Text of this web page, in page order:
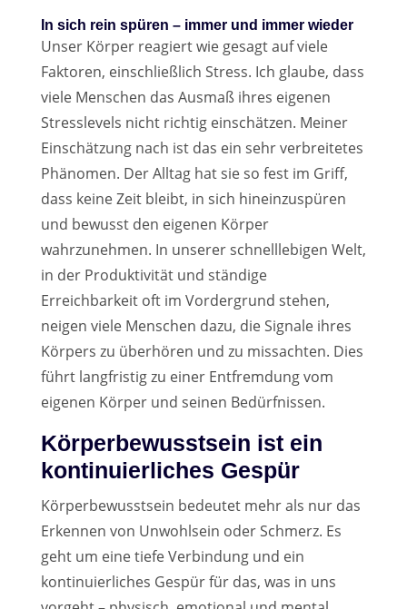
In sich rein spüren – immer und immer wieder
Unser Körper reagiert wie gesagt auf viele
Faktoren, einschließlich Stress. Ich glaube, dass
viele Menschen das Ausmaß ihres eigenen
Stresslevels nicht richtig einschätzen. Meiner
Einschätzung nach ist das ein sehr verbreitetes
Phänomen. Der Alltag hat sie so fest im Griff,
dass keine Zeit bleibt, in sich hineinzuspüren
und bewusst den eigenen Körper
wahrzunehmen. In unserer schnelllebigen Welt,
in der Produktivität und ständige
Erreichbarkeit oft im Vordergrund stehen,
neigen viele Menschen dazu, die Signale ihres
Körpers zu überhören und zu missachten. Dies
führt langfristig zu einer Entfremdung vom
eigenen Körper und seinen Bedürfnissen.
Körperbewusstsein ist ein
kontinuierliches Gespür
Körperbewusstsein bedeutet mehr als nur das
Erkennen von Unwohlsein oder Schmerz. Es
geht um eine tiefe Verbindung und ein
kontinuierliches Gespür für das, was in uns